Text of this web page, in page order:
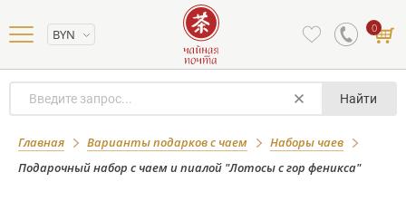
BYN 0
Найти
Главная Варианты подарков с чаем
Наборы чаев
Подарочный набор с чаем и пиалой "Лотосы с гор феникса"
Подарочный набор с чаем и пиалой
"Лотосы с гор феникса"